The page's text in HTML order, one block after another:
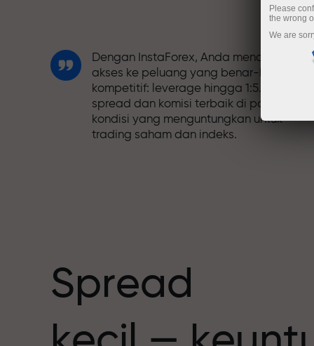
Dengan InstaForex, Anda mendapatkan
akses ke peluang yang benar-benar
kompetitif: leverage hingga 1:5.000,
spread dan komisi terbaik di pasar, dan
kondisi yang menguntungkan untuk
trading saham dan indeks.
nilai yang sama. Aleš Loprais
menghadirkan unsur-unsur kecepatan
Spread
Please
the wrong
We are